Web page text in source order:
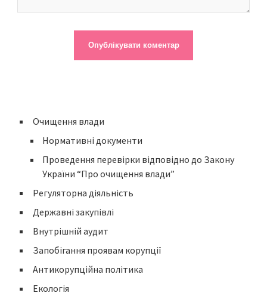
Очищення влади
Нормативні документи
Проведення перевірки відповідно до Закону
України “Про очищення влади”
Регуляторна діяльність
Державні закупівлі
Внутрішній аудит
Запобігання проявам корупції
Антикорупційна політика
Екологія